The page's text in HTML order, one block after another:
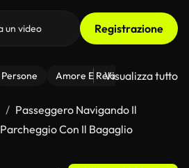
Registrazione
Persone Amore E Relazioni Il
Visualizza tutto
Passeggero Navigando Il
Parcheggio Con Il Bagaglio